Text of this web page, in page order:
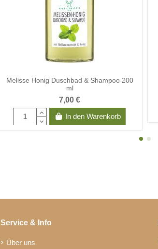
Melisse Honig Duschbad & Shampoo 200
ml
7,00 €
In den Warenkorb
Service & Info
Über uns